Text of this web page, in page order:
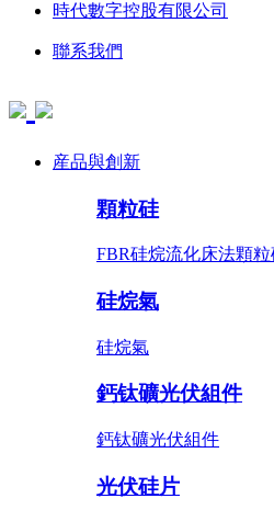
時代數字控股有限公司
聯系我們
産品與創新
顆粒硅
FBR硅烷流化床法顆粒
硅烷氣
硅烷氣
鈣钛礦光伏組件
鈣钛礦光伏組件
光伏硅片